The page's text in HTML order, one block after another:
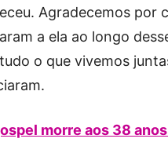
Agradecemos por
a ela ao longo
o que vivemos
morre aos 38